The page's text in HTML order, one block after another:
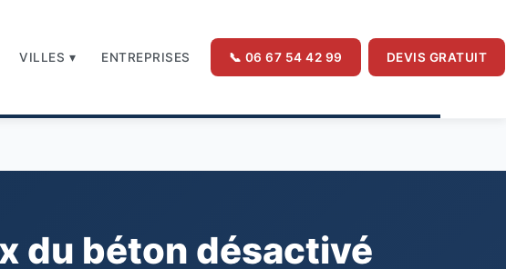
VILLES ▾ ENTREPRISES 📞 06 67 54 42 99 DEVIS GRATUIT
du béton désactivé